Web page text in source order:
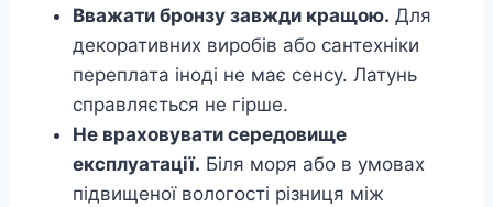
Вважати бронзу завжди кращою. Для
декоративних виробів або сантехніки
переплата іноді не має сенсу. Латунь
справляється не гірше.
Не враховувати середовище
експлуатації. Біля моря або в умовах
підвищеної вологості різниця між